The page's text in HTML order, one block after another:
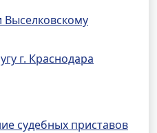
Выселковскому
г. Краснодара
судебных приставов